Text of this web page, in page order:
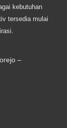
kebutuhan
tersedia mulai
–